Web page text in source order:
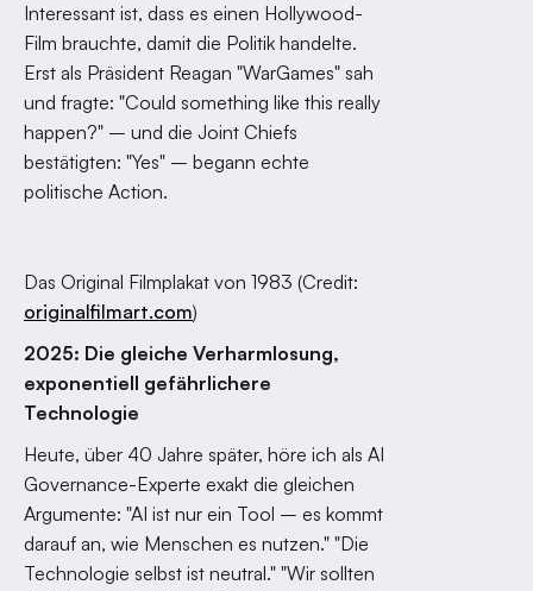
Interessant ist, dass es einen Hollywood-
Film brauchte, damit die Politik handelte.
Erst als Präsident Reagan "WarGames" sah
und fragte: "Could something like this really
happen?" – und die Joint Chiefs
bestätigten: "Yes" – begann echte
politische Action.
Das Original Filmplakat von 1983 (Credit:
originalfilmart.com)
2025: Die gleiche Verharmlosung,
exponentiell gefährlichere
Technologie
Heute, über 40 Jahre später, höre ich als AI
Governance-Experte exakt die gleichen
Argumente: "AI ist nur ein Tool – es kommt
darauf an, wie Menschen es nutzen." "Die
Technologie selbst ist neutral." "Wir sollten